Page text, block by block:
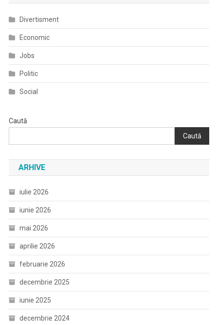
Divertisment
Economic
Jobs
Politic
Social
Caută
Caută
ARHIVE
iulie 2026
iunie 2026
mai 2026
aprilie 2026
februarie 2026
decembrie 2025
iunie 2025
decembrie 2024